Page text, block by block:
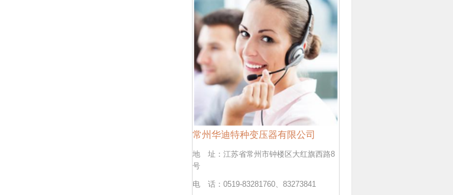
常州华迪特种变压器有限公司
地 址：江苏省常州市钟楼区大红旗西路8
号
电 话：0519-83281760、83273841